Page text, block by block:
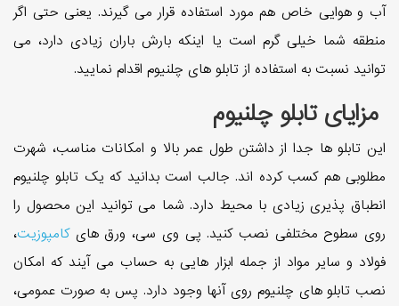
آب و هوایی خاص هم مورد استفاده قرار می گیرند. یعنی حتی اگر
منطقه شما خیلی گرم است یا اینکه بارش باران زیادی دارد، می
توانید نسبت به استفاده از تابلو های چلنیوم اقدام نمایید.
مزایای تابلو چلنیوم
این تابلو ها جدا از داشتن طول عمر بالا و امکانات مناسب، شهرت
مطلوبی هم کسب کرده اند. جالب است بدانید که یک تابلو چلنیوم
انطباق پذیری زیادی با محیط دارد. شما می توانید این محصول را
روی سطوح مختلفی نصب کنید. پی وی سی، ورق هایکامپوزیت،
فولاد و سایر مواد از جمله ابزار هایی به حساب می آیند که امکان
نصب تابلو های چلنیوم روی آنها وجود دارد. پس به صورت عمومی،